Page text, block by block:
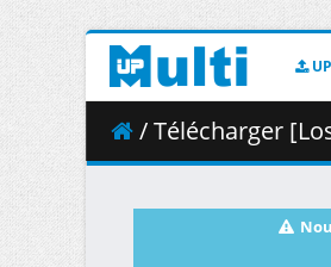
/ Télécharger